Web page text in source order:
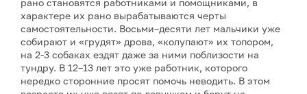
характере их рано вырабатываются черты
самостоятельности. Восьми–десяти лет мальчики уже
собирают и «грудят» дрова, «колупают» их топором,
на 2-3 собаках ездят даже за ними поблизости на
тундру. В 12–13 лет это уже работник, которого
нередко сторонние просят помочь неводить. В этом